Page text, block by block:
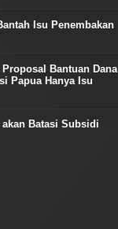
Isu Penembakan
Bantuan Dana
Papua Hanya Isu
Batasi Subsidi